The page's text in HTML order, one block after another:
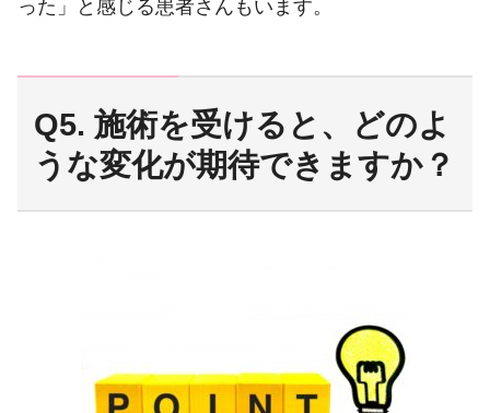
った」と感じる患者さんもいます。
Q5. 施術を受けると、どのよ
うな変化が期待できますか？